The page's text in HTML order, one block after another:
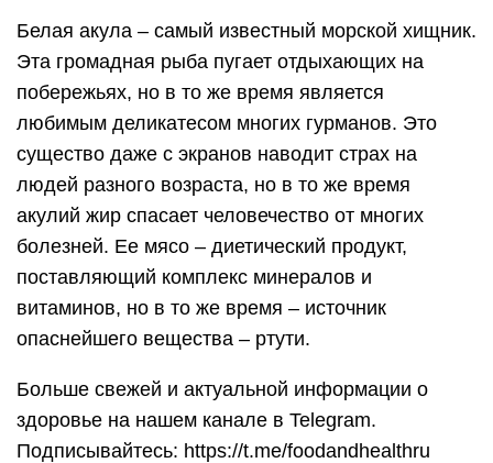
Белая акула – самый известный морской хищник.
Эта громадная рыба пугает отдыхающих на
побережьях, но в то же время является
любимым деликатесом многих гурманов. Это
существо даже с экранов наводит страх на
людей разного возраста, но в то же время
акулий жир спасает человечество от многих
болезней. Ее мясо – диетический продукт,
поставляющий комплекс минералов и
витаминов, но в то же время – источник
опаснейшего вещества – ртути.
Больше свежей и актуальной информации о
здоровье на нашем канале в Telegram.
Подписывайтесь: https://t.me/foodandhealthru